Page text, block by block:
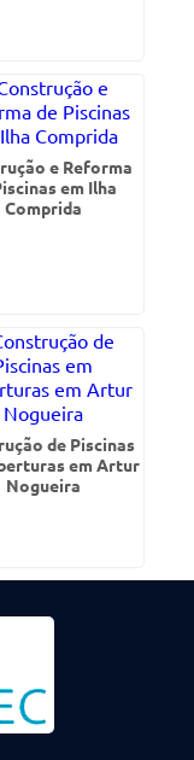
e Reforma
em Ilha
Comprida
de Piscinas
em Artur
Nogueira